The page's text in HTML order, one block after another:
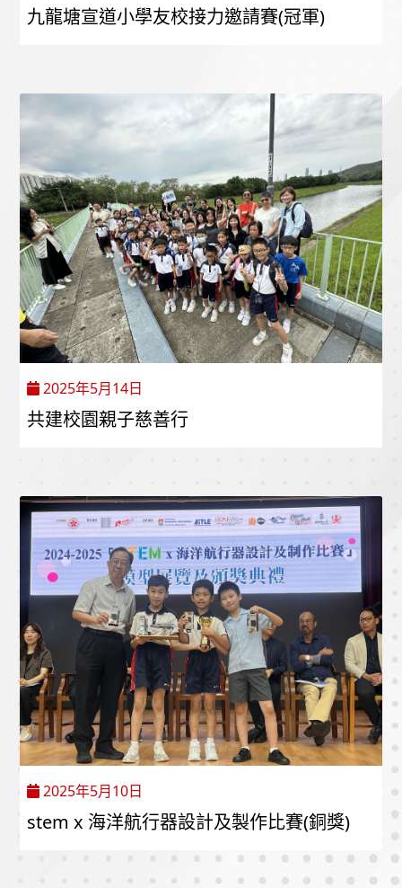
九龍塘宣道小學友校接力邀請賽(冠軍)
2025年5月14日
共建校園親子慈善行
2025年5月10日
stem x 海洋航行器設計及製作比賽(銅獎)